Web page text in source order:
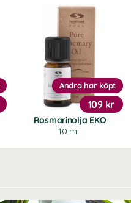
Rosmarinolja EKO
10 ml
Andra har köpt
109 kr